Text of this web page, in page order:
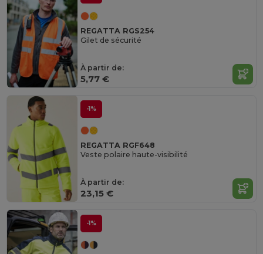
REGATTA RGS254
Gilet de sécurité
À partir de:
5,77 €
-1%
REGATTA RGF648
Veste polaire haute-visibilité
À partir de:
23,15 €
-1%